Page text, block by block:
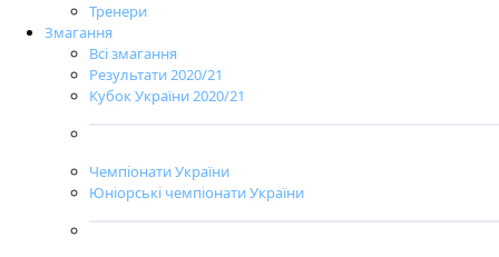
Тренери
Змагання
Всі змагання
Результати 2020/21
Кубок України 2020/21
Чемпіонати України
Юніорські чемпіонати України